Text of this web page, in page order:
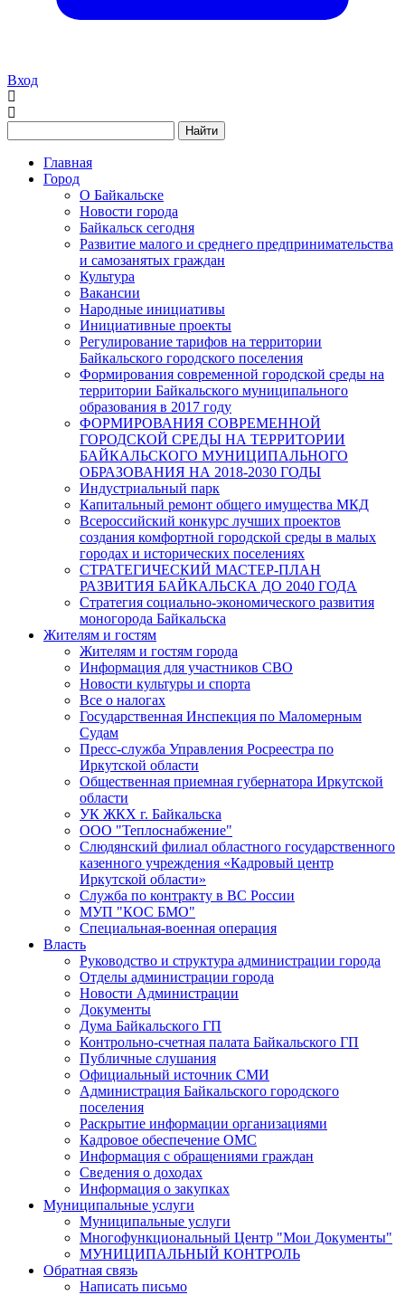
Вход
Найти
Главная
Город
О Байкальске
Новости города
Байкальск сегодня
Развитие малого и среднего предпринимательства
и самозанятых граждан
Культура
Вакансии
Народные инициативы
Инициативные проекты
Регулирование тарифов на территории
Байкальского городского поселения
Формирования современной городской среды на
территории Байкальского муниципального
образования в 2017 году
ФОРМИРОВАНИЯ СОВРЕМЕННОЙ
ГОРОДСКОЙ СРЕДЫ НА ТЕРРИТОРИИ
БАЙКАЛЬСКОГО МУНИЦИПАЛЬНОГО
ОБРАЗОВАНИЯ НА 2018-2030 ГОДЫ
Индустриальный парк
Капитальный ремонт общего имущества МКД
Всероссийский конкурс лучших проектов
создания комфортной городской среды в малых
городах и исторических поселениях
СТРАТЕГИЧЕСКИЙ МАСТЕР-ПЛАН
РАЗВИТИЯ БАЙКАЛЬСКА ДО 2040 ГОДА
Стратегия социально-экономического развития
моногорода Байкальска
Жителям и гостям
Жителям и гостям города
Информация для участников СВО
Новости культуры и спорта
Все о налогах
Государственная Инспекция по Маломерным
Судам
Пресс-служба Управления Росреестра по
Иркутской области
Общественная приемная губернатора Иркутской
области
УК ЖКХ г. Байкальска
ООО "Теплоснабжение"
Слюдянский филиал областного государственного
казенного учреждения «Кадровый центр
Иркутской области»
Служба по контракту в ВС России
МУП "КОС БМО"
Специальная-военная операция
Власть
Руководство и структура администрации города
Отделы администрации города
Новости Администрации
Документы
Дума Байкальского ГП
Контрольно-счетная палата Байкальского ГП
Публичные слушания
Официальный источник СМИ
Администрация Байкальского городского
поселения
Раскрытие информации организациями
Кадровое обеспечение ОМС
Информация с обращениями граждан
Сведения о доходах
Информация о закупках
Муниципальные услуги
Муниципальные услуги
Многофункциональный Центр "Мои Документы"
МУНИЦИПАЛЬНЫЙ КОНТРОЛЬ
Обратная связь
Написать письмо